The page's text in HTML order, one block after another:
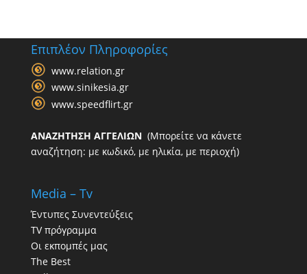
Επιπλέον Πληροφορίες
www.relation.gr
www.sinikesia.gr
www.speedflirt.gr
ΑΝΑΖΗΤΗΣΗ ΑΓΓΕΛΙΩΝ(Μπορείτε να κάνετε
αναζήτηση: με κωδικό, με ηλικία, με περιοχή)
Media – Tv
Έντυπες Συνεντεύξεις
TV πρόγραμμα
Οι εκπομπές μας
The Best